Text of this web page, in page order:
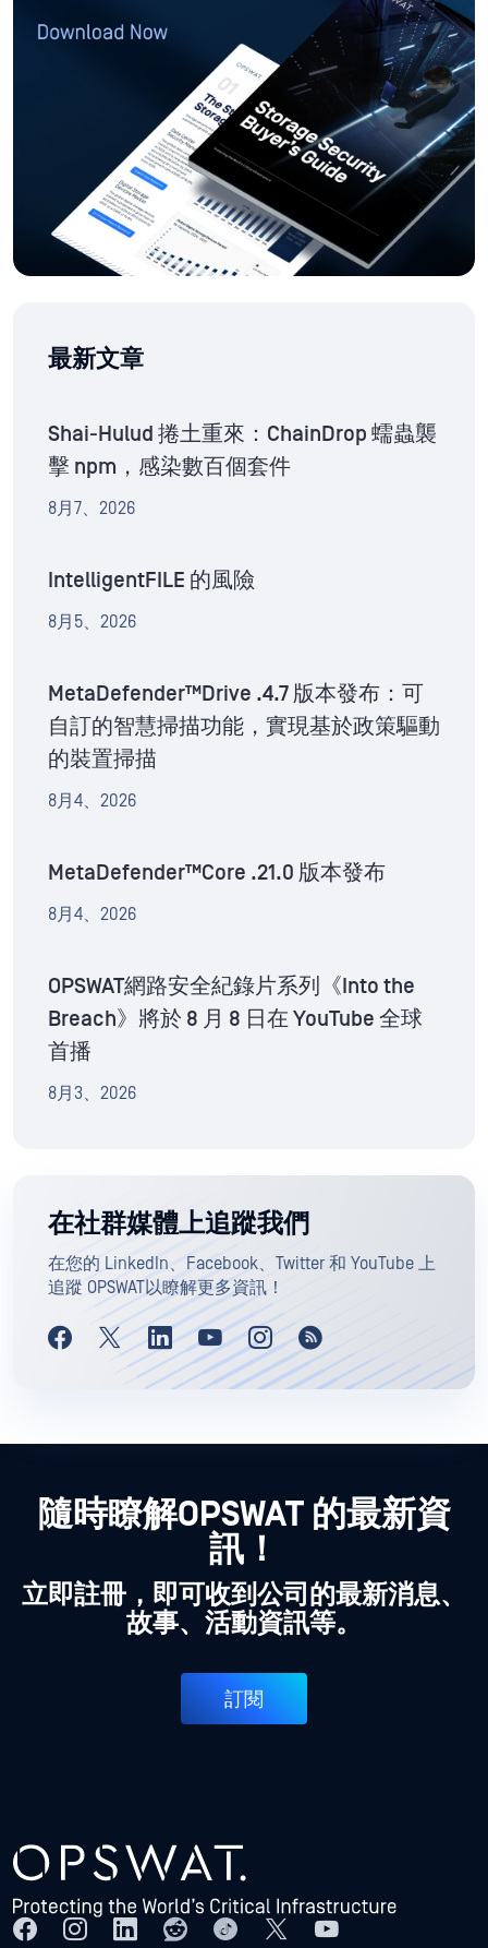
最新文章
Shai-Hulud 捲土重來：ChainDrop 蠕蟲襲
擊 npm，感染數百個套件
8月7、2026
IntelligentFILE 的風險
8月5、2026
MetaDefender™Drive .4.7 版本發布：可
自訂的智慧掃描功能，實現基於政策驅動
的裝置掃描
8月4、2026
MetaDefender™Core .21.0 版本發布
8月4、2026
OPSWAT網路安全紀錄片系列《Into the
Breach》將於 8 月 8 日在 YouTube 全球
首播
8月3、2026
在社群媒體上追蹤我們
在您的 LinkedIn、Facebook、Twitter 和 YouTube 上
追蹤 OPSWAT以瞭解更多資訊！
隨時瞭解OPSWAT 的最新資
訊！
立即註冊，即可收到公司的最新消息、
故事、活動資訊等。
訂閱